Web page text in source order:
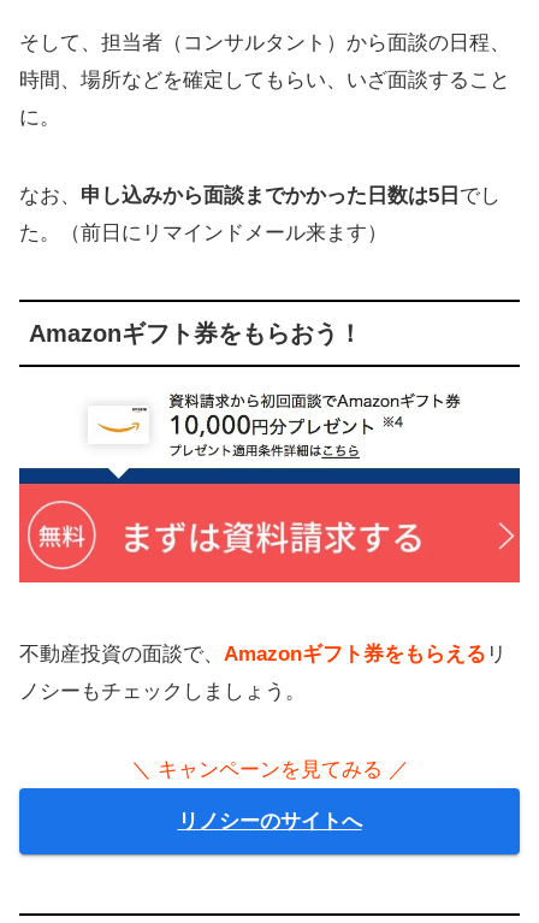
そして、担当者（コンサルタント）から面談の日程、
時間、場所などを確定してもらい、いざ面談すること
に。
なお、 申し込みから面談までかかった日数は5日 でし
た。（前日にリマインドメール来ます）
Amazonギフト券をもらおう！
不動産投資の面談で、 Amazonギフト券をもらえる リ
ノシーもチェックしましょう。
＼ キャンペーンを見てみる ／
リノシーのサイトへ